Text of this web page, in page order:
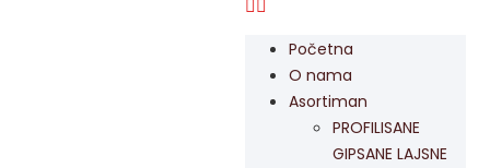
Početna
O nama
Asortiman
PROFILISANE
GIPSANE LAJSNE